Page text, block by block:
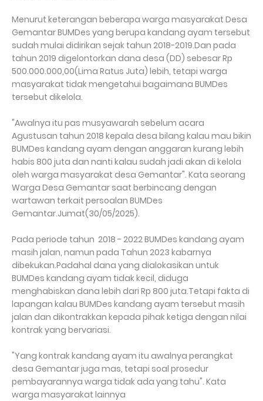
Menurut keterangan beberapa warga masyarakat Desa
Gemantar BUMDes yang berupa kandang ayam tersebut
sudah mulai didirikan sejak tahun 2018-2019.Dan pada
tahun 2019 digelontorkan dana desa (DD) sebesar Rp
500.000.000,00(Lima Ratus Juta) lebih, tetapi warga
masyarakat tidak mengetahui bagaimana BUMDes
tersebut dikelola.
"Awalnya itu pas musyawarah sebelum acara
Agustusan tahun 2018 kepala desa bilang kalau mau bikin
BUMDes kandang ayam dengan anggaran kurang lebih
habis 800 juta dan nanti kalau sudah jadi akan di kelola
oleh warga masyarakat desa Gemantar". Kata seorang
Warga Desa Gemantar saat berbincang dengan
wartawan terkait persoalan BUMDes
Gemantar.Jumat(30/05/2025).
Pada periode tahun 2018 - 2022 BUMDes kandang ayam
masih jalan, namun pada Tahun 2023 kabarnya
dibekukan.Padahal dana yang dialokasikan untuk
BUMDes kandang ayam tidak kecil, diduga
menghabiskan dana lebih dari Rp 800 juta.Tetapi fakta di
lapangan kalau BUMDes kandang ayam tersebut masih
jalan dan dikontrakkan kepada pihak ketiga dengan nilai
kontrak yang bervariasi.
"Yang kontrak kandang ayam itu awalnya perangkat
desa Gemantar juga mas, tetapi soal prosedur
pembayarannya warga tidak ada yang tahu". Kata
warga masyarakat lainnya